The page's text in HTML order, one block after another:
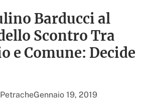
Barducci al
Scontro Tra
e Comune: Decide
Gennaio 19, 2019